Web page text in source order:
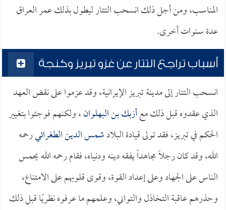
المناسب، ومن أجل ذلك انسحب التتار ليطول بذلك عمر العراق
عدة سنوات أخرى.
أسباب تراجع التتار عن غزو تبريز وكنجة
انسحب التتار إلى مدينة تبريز الإيرانية، وقد عزموا على نقض العهد
الذي عقدوه قبل ذلك معأزبك بن البهلوان، ولكنهم فوجئوا بتغيير
الحكم في تبريز، فقد تولى قيادة البلادشمس الدين الطغرائيرحمه
الله، وقد كان رجلاً مجاهداً يفقه دينه ودنياه، فقام رحمه الله يحمس
الناس على الجهاد وعلى إعداد القوة، وقوى قلوبهم على الامتناع،
وحذرهم عاقبة التخاذل والتواني، وعلمهم ما عرفوه نظريًا قبل ذلك